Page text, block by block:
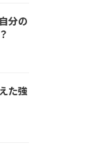
分の
た強